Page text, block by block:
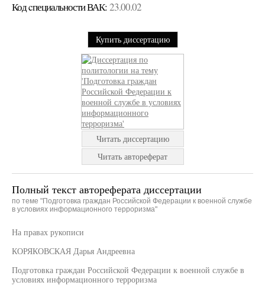
Код cпециальности ВАК: 23.00.02
Купить диссертацию
Читать диссертацию
Читать автореферат
Полный текст автореферата диссертации
по теме "Подготовка граждан Российской Федерации к военной службе
в условиях информационного терроризма"
На правах рукописи
КОРЯКОВСКАЯ Дарья Андреевна
Подготовка граждан Российской Федерации к военной службе в
условиях информационного терроризма